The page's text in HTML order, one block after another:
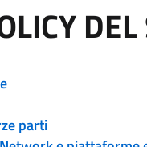
parti